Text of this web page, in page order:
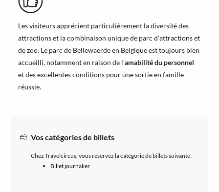
Les visiteurs apprécient particulièrement la diversité des
attractions et la combinaison unique de parc d'attractions et
de zoo. Le parc de Bellewaerde en Belgique est toujours bien
accueilli, notamment en raison de l'amabilité du personnel
et des excellentes conditions pour une sortie en famille
réussie.
Vos catégories de billets
Chez Travelcircus, vous réservez la catégorie de billets suivante :
Billet journalier